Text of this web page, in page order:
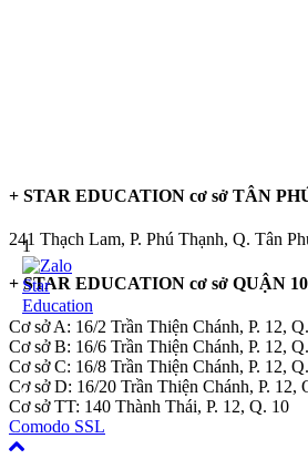
+ STAR EDUCATION cơ sở TÂN
241 Thạch Lam, P. Phú Thạnh, Q. Tân
+ STAR EDUCATION cơ sở QUẬN 10
Cơ sở A: 16/2 Trần Thiện Chánh, P. 12,
Cơ sở B: 16/6 Trần Thiện Chánh, P. 12,
Cơ sở C: 16/8 Trần Thiện Chánh, P. 12,
Cơ sở D: 16/20 Trần Thiện Chánh, P. 12,
Cơ sở TT: 140 Thành Thái, P. 12, Q. 10
Comodo SSL
1